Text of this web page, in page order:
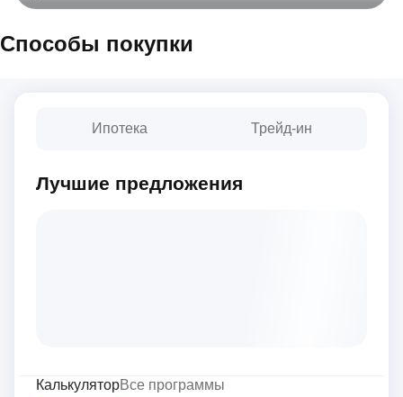
Способы покупки
Ипотека Трейд-ин
Лучшие предложения
КалькуляторВсе программы